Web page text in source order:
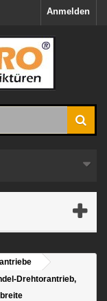
Anmelden
Drehtorantrieb,